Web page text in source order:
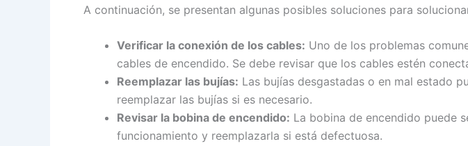
A continuación, se presentan algunas posibles soluciones para
Verificar la conexión de los cables: Uno de los problemas
cables de encendido. Se debe revisar que los cables estén
Reemplazar las bujías: Las bujías desgastadas o en mal estado
reemplazar las bujías si es necesario.
Revisar la bobina de encendido: La bobina de encendido puede
funcionamiento y reemplazarla si está defectuosa.